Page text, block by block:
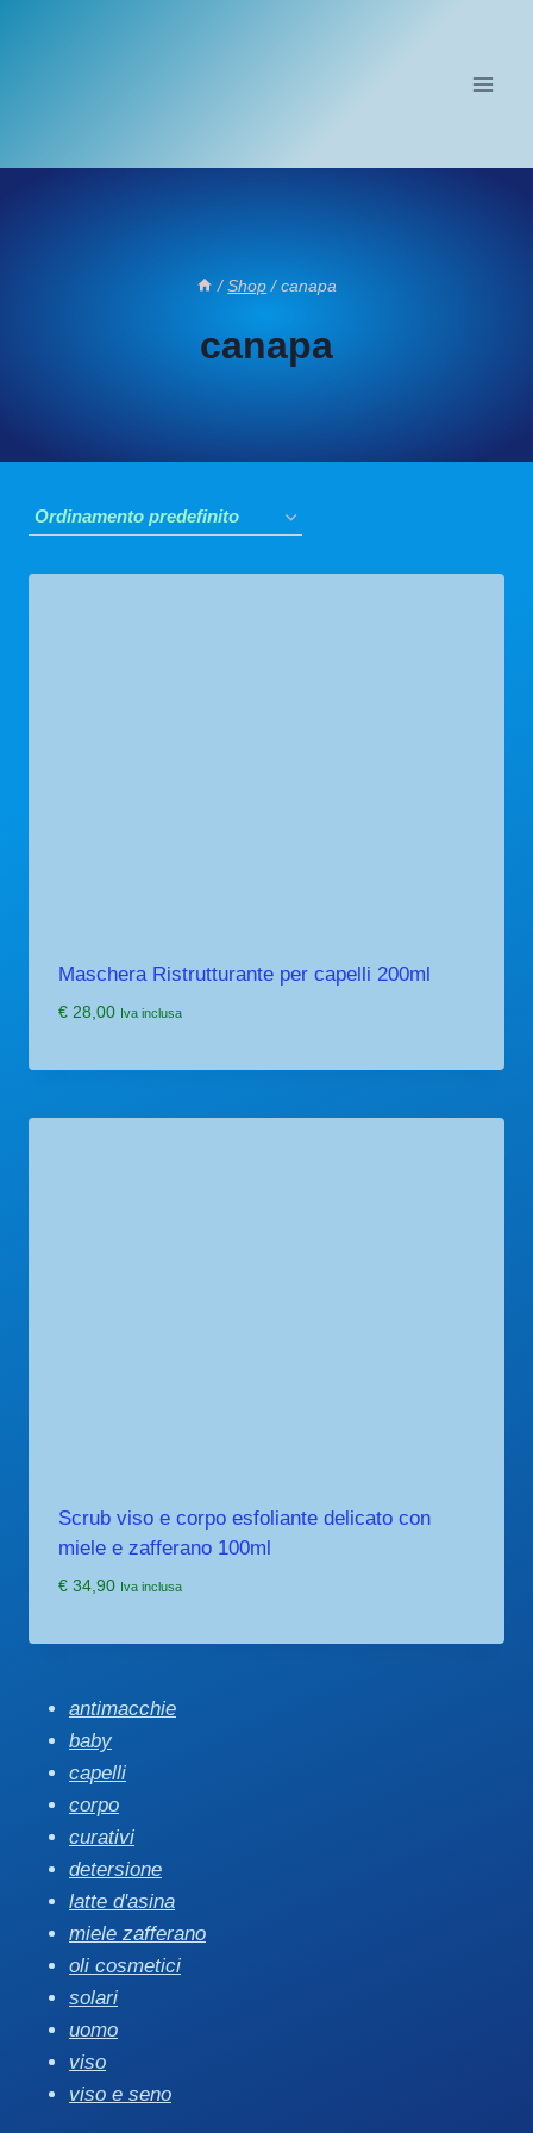
/ Shop / canapa
canapa
Maschera Ristrutturante per capelli 200ml
€28,00 Iva inclusa
Scrub viso e corpo esfoliante delicato con
miele e zafferano 100ml
€34,90 Iva inclusa
antimacchie
baby
capelli
corpo
curativi
detersione
latte d'asina
miele zafferano
oli cosmetici
solari
uomo
viso
viso e seno